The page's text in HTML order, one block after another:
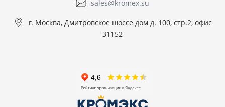
sales@kromex.su
г. Москва, Дмитровское шоссе дом д. 100, стр.2, офис
31152